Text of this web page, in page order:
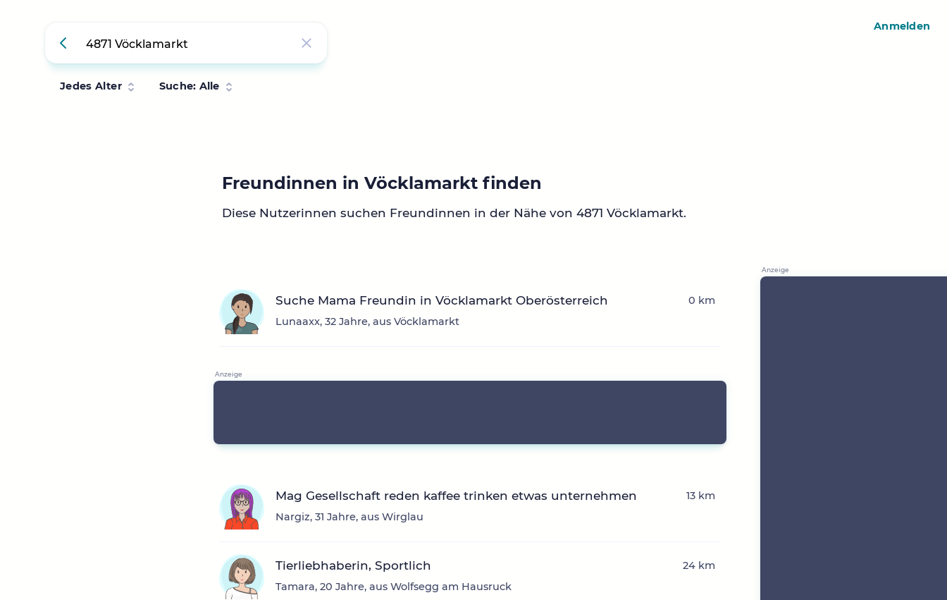
Jedes Alter Suche: Alle
Freundinnen in Vöcklamarkt finden
Diese Nutzerinnen suchen Freundinnen in der Nähe von 4871 Vöcklamarkt.
Suche Mama Freundin in Vöcklamarkt Oberösterreich
Lunaaxx, 32 Jahre, aus Vöcklamarkt
0 km
Mag Gesellschaft reden kaffee trinken etwas unternehmen
Nargiz, 31 Jahre, aus Wirglau
13 km
Tierliebhaberin, Sportlich
Tamara, 20 Jahre, aus Wolfsegg am Hausruck
24 km
Anmelden